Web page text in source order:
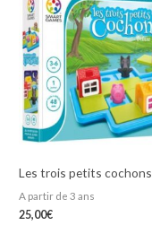
Les trois petits cochons
A partir de 3 ans
25,00€